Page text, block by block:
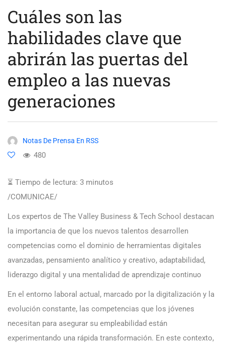
Cuáles son las
habilidades clave que
abrirán las puertas del
empleo a las nuevas
generaciones
Notas De Prensa En RSS
480
⏳ Tiempo de lectura: 3 minutos
/COMUNICAE/
Los expertos de The Valley Business & Tech School destacan
la importancia de que los nuevos talentos desarrollen
competencias como el dominio de herramientas digitales
avanzadas, pensamiento analítico y creativo, adaptabilidad,
liderazgo digital y una mentalidad de aprendizaje continuo
En el entorno laboral actual, marcado por la digitalización y la
evolución constante, las competencias que los jóvenes
necesitan para asegurar su empleabilidad están
experimentando una rápida transformación. En este contexto,